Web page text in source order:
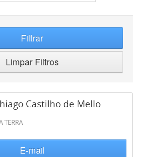
Filtrar
Limpar Filtros
Castilho de Mello
TERRA
E-mail